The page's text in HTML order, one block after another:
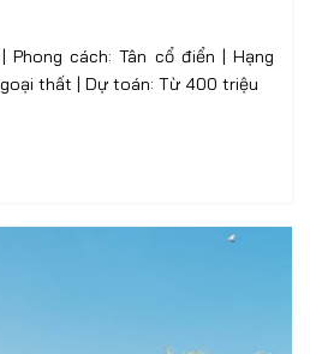
Phong cách: Tân cổ điển | Hạng
thất | Dự toán: Từ 400 triệu